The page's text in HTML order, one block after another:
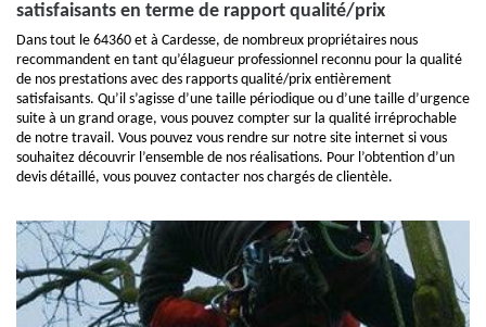
satisfaisants en terme de rapport qualité/prix
Dans tout le 64360 et à Cardesse, de nombreux propriétaires nous
recommandent en tant qu’élagueur professionnel reconnu pour la qualité
de nos prestations avec des rapports qualité/prix entièrement
satisfaisants. Qu’il s’agisse d’une taille périodique ou d’une taille d’urgence
suite à un grand orage, vous pouvez compter sur la qualité irréprochable
de notre travail. Vous pouvez vous rendre sur notre site internet si vous
souhaitez découvrir l’ensemble de nos réalisations. Pour l’obtention d’un
devis détaillé, vous pouvez contacter nos chargés de clientèle.